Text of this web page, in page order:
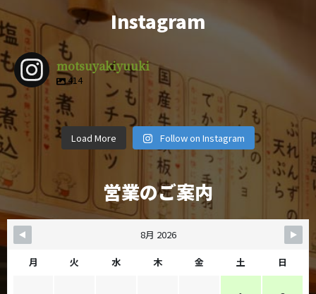
Instagram
motsuyakiyuuki
414
motsuyakiy
uuki
4月 9
motsuyakiy
3月 1
motsuyakiy
2月 14
motsuyakiy
uuki
12月 29
motsuyakiy
uuki
12月 8
motsuyakiy
uuki11月 6
motsuyakiy
uuki
motsuyakiy
10月 19
motsuyakiy
uuki
10月 5
motsuyakiy
uuki
9月 28
motsuyakiy
uuki
9月 25
motsuyakiy
uuki
9月 22
Load More Follow on Instagram
営業のご案内
8月 2026
月 火 水 木 金 土 日